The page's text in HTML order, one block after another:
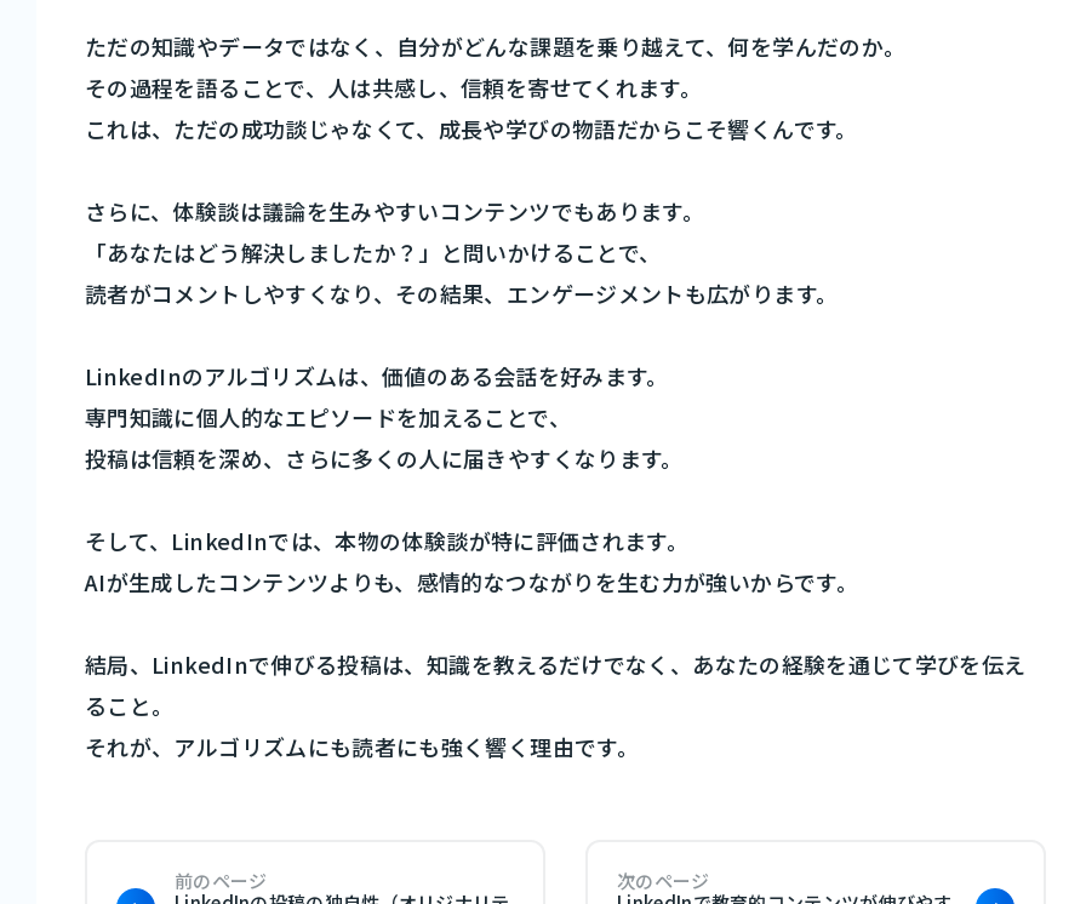
ただの知識やデータではなく、自分がどんな課題を乗り越えて、何を学んだのか。
その過程を語ることで、人は共感し、信頼を寄せてくれます。
これは、ただの成功談じゃなくて、成長や学びの物語だからこそ響くんです。
さらに、体験談は議論を生みやすいコンテンツでもあります。
「あなたはどう解決しましたか？」と問いかけることで、
読者がコメントしやすくなり、その結果、エンゲージメントも広がります。
LinkedInのアルゴリズムは、価値のある会話を好みます。
専門知識に個人的なエピソードを加えることで、
投稿は信頼を深め、さらに多くの人に届きやすくなります。
そして、LinkedInでは、本物の体験談が特に評価されます。
AIが生成したコンテンツよりも、感情的なつながりを生む力が強いからです。
結局、LinkedInで伸びる投稿は、知識を教えるだけでなく、あなたの経験を通じて学びを伝え
ること。
それが、アルゴリズムにも読者にも強く響く理由です。
前のページ
次のページ